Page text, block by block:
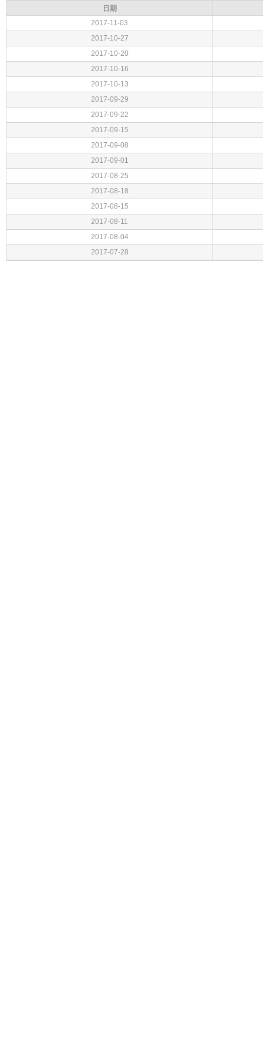
日期
2017-11-03
2017-10-27
2017-10-20
2017-10-16
2017-10-13
2017-09-29
2017-09-22
2017-09-15
2017-09-08
2017-09-01
2017-08-25
2017-08-18
2017-08-15
2017-08-11
2017-08-04
2017-07-28